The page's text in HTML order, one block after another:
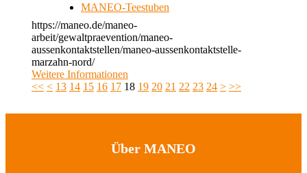
MANEO-Teestuben
https://maneo.de/maneo-
arbeit/gewaltpraevention/maneo-
aussenkontaktstellen/maneo-aussenkontaktstelle-
marzahn-nord/
Weitere Informationen
<< < 13 14 15 16 17 18 19 20 21 22 23 24 > >>
Über MANEO